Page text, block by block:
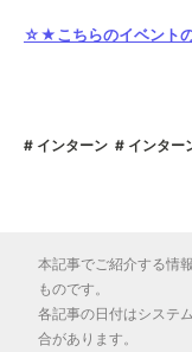
☆★こちらのイベント
インターン インター
本記事でご紹介する情
ものです。
各記事の日付はシステ
合があります。